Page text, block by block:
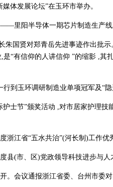
体发展论坛”在玉环市举办。
里阳半导体一期芯片制造生产
国贤对郑青岳先进事迹作出批
“有信仰的人讲信仰 ”的缩影 ,
行到玉环调研制造业单项冠军及“
士节”颁奖活动 ,对市居家护理技
浙江省“五水共治”(河长制)工作优
县(市、区)党政领导科技进步与
。会议通报浙江省委、台州市委